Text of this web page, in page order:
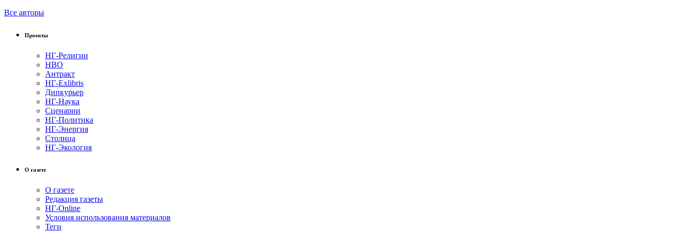
Все авторы
Проекты
НГ-Религии
НВО
Антракт
НГ-Exlibris
Дипкурьер
НГ-Наука
Сценарии
НГ-Политика
НГ-Энергия
Столица
НГ-Экология
О газете
О газете
Редакция газеты
НГ-Online
Условия использования материалов
Теги